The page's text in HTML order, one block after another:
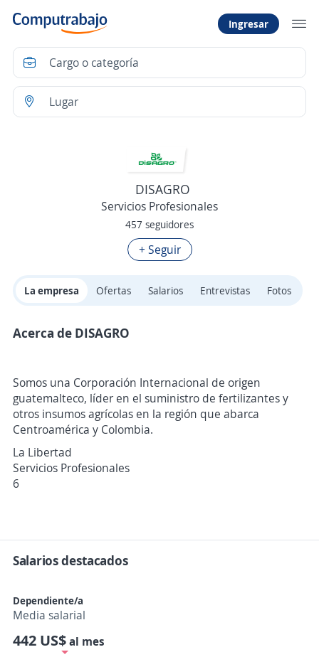
Ingresar
DISAGRO
Servicios Profesionales
457 seguidores
+ Seguir
La empresa Ofertas Salarios Entrevistas Fotos
Acerca de DISAGRO
Somos una Corporación Internacional de origen
guatemalteco, líder en el suministro de fertilizantes y
otros insumos agrícolas en la región que abarca
Centroamérica y Colombia.
La Libertad
Servicios Profesionales
6
Salarios destacados
Dependiente/a
Media salarial
442 US$al mes